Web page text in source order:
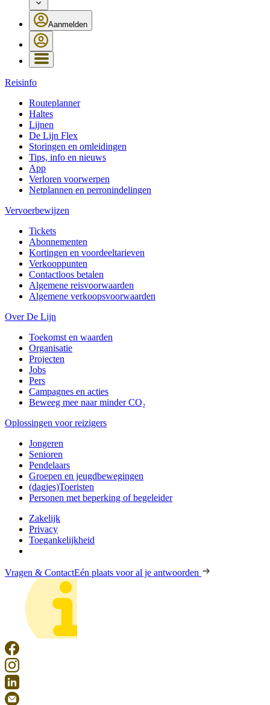
Aanmelden
Reisinfo
Routeplanner
Haltes
Lijnen
De Lijn Flex
Storingen en omleidingen
Tips, info en nieuws
App
Verloren voorwerpen
Netplannen en perronindelingen
Vervoerbewijzen
Tickets
Abonnementen
Kortingen en voordeeltarieven
Verkooppunten
Contactloos betalen
Algemene reisvoorwaarden
Algemene verkoopsvoorwaarden
Over De Lijn
Toekomst en waarden
Organisatie
Projecten
Jobs
Pers
Campagnes en acties
Beweeg mee naar minder CO₂
Oplossingen voor reizigers
Jongeren
Senioren
Pendelaars
Groepen en jeugdbewegingen
(dagjes)Toeristen
Personen met beperking of begeleider
Zakelijk
Privacy
Toegankelijkheid
Vragen & ContactEén plaats voor al je antwoorden